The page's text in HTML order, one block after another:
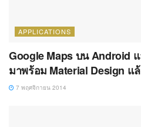
APPLICATIONS
Google Maps บน Android
มาพร้อม Material Design แ
7 พฤศจิกายน 2014